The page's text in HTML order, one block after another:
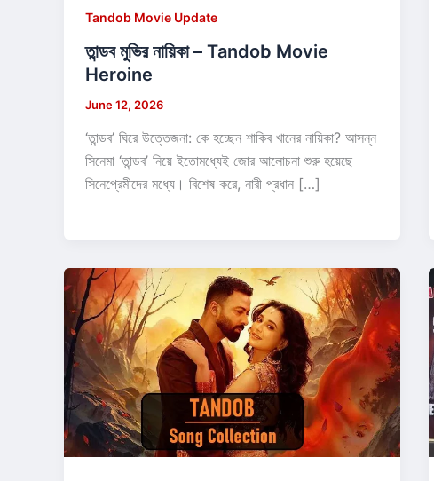
Tandob Movie Update
তান্ডব মুভির নায়িকা – Tandob Movie
Heroine
June 12, 2026
‘তান্ডব’ ঘিরে উত্তেজনা: কে হচ্ছেন শাকিব খানের নায়িকা? আসন্ন
সিনেমা ‘তান্ডব’ নিয়ে ইতোমধ্যেই জোর আলোচনা শুরু হয়েছে
সিনেপ্রেমীদের মধ্যে। বিশেষ করে, নারী প্রধান […]